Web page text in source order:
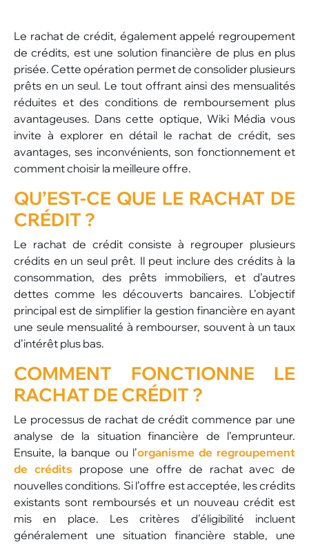
Le rachat de crédit, également appelé regroupement
de crédits, est une solution financière de plus en plus
prisée. Cette opération permet de consolider plusieurs
prêts en un seul. Le tout offrant ainsi des mensualités
réduites et des conditions de remboursement plus
avantageuses. Dans cette optique, Wiki Média vous
invite à explorer en détail le rachat de crédit, ses
avantages, ses inconvénients, son fonctionnement et
comment choisir la meilleure offre.
QU’EST-CE QUE LE RACHAT DE
CRÉDIT ?
Le rachat de crédit consiste à regrouper plusieurs
crédits en un seul prêt. Il peut inclure des crédits à la
consommation, des prêts immobiliers, et d’autres
dettes comme les découverts bancaires. L’objectif
principal est de simplifier la gestion financière en ayant
une seule mensualité à rembourser, souvent à un taux
d’intérêt plus bas.
COMMENT FONCTIONNE LE
RACHAT DE CRÉDIT ?
Le processus de rachat de crédit commence par une
analyse de la situation financière de l’emprunteur.
Ensuite, la banque ou l’organisme de regroupement
de crédits propose une offre de rachat avec de
nouvelles conditions. Si l’offre est acceptée, les crédits
existants sont remboursés et un nouveau crédit est
mis en place. Les critères d’éligibilité incluent
généralement une situation financière stable, une